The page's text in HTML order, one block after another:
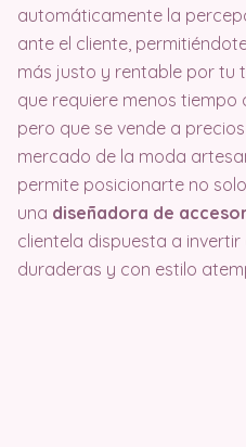
automáticamente la
ante el cliente,
más justo y rentable por tu
que requiere menos tiempo
pero que se vende a
mercado de la moda
permite posicionarte no
una diseñadora de
clientela dispuesta a invertir
duraderas y con estilo